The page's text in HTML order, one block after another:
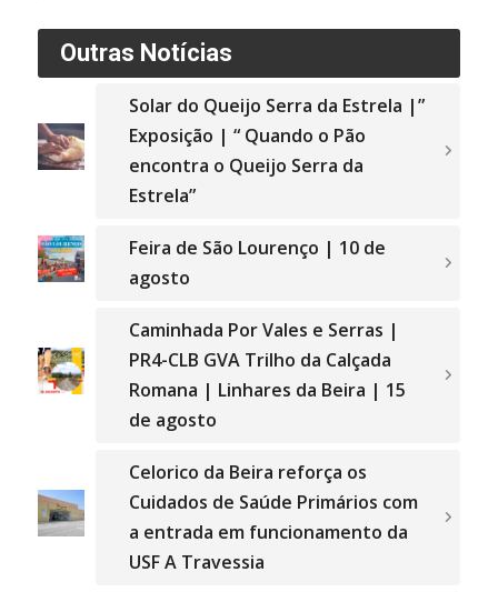
Outras Notícias
Solar do Queijo Serra da Estrela |”
Exposição | “ Quando o Pão
encontra o Queijo Serra da
Estrela”
Feira de São Lourenço | 10 de
agosto
Caminhada Por Vales e Serras |
PR4-CLB GVA Trilho da Calçada
Romana | Linhares da Beira | 15
de agosto
Celorico da Beira reforça os
Cuidados de Saúde Primários com
a entrada em funcionamento da
USF A Travessia